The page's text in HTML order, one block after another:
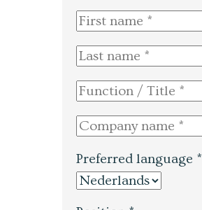
Preferred language *